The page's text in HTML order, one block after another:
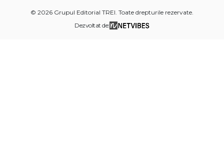
© 2026 Grupul Editorial TREI. Toate drepturile rezervate.
Dezvoltat de: